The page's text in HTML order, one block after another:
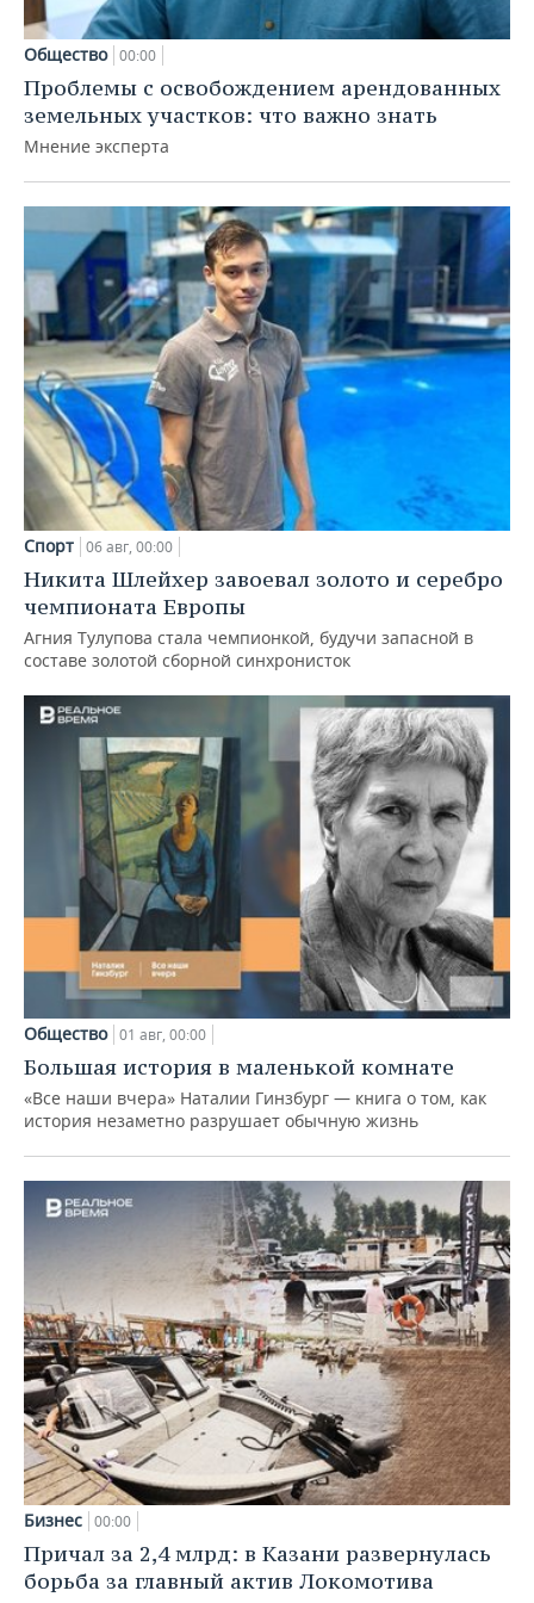
Общество 00:00
Проблемы с освобождением арендованных
земельных участков: что важно знать
Мнение эксперта
Спорт 06 авг, 00:00
Никита Шлейхер завоевал золото и серебро
чемпионата Европы
Агния Тулупова стала чемпионкой, будучи запасной в
составе золотой сборной синхронисток
Общество 01 авг, 00:00
Большая история в маленькой комнате
«Все наши вчера» Наталии Гинзбург — книга о том, как
история незаметно разрушает обычную жизнь
Бизнес 00:00
Причал за 2,4 млрд: в Казани развернулась
борьба за главный актив Локомотива